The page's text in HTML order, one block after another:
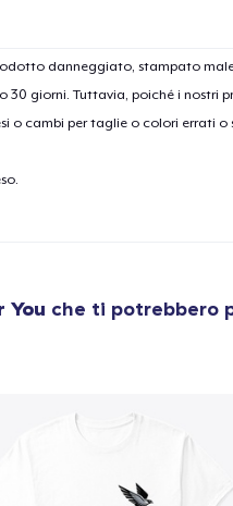
danneggiato, stampato
30 giorni. Tuttavia, poiché i nostri
o cambi per taglie o colori errati o
You che ti potrebbero
Pagamento